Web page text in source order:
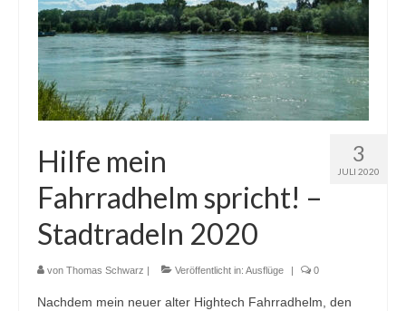
3
JULI 2020
Hilfe mein
Fahrradhelm spricht! –
Stadtradeln 2020
von Thomas Schwarz | Veröffentlicht in: Ausflüge | 0
Nachdem mein neuer alter Hightech Fahrradhelm, den